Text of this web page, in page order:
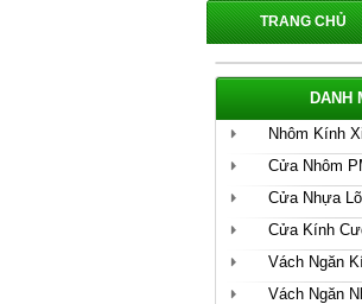
TRANG CHỦ
DANH
Nhôm Kính
Cửa Nhôm
Cửa Nhựa
Cửa Kính
Vách Ngăn
Vách Ngăn